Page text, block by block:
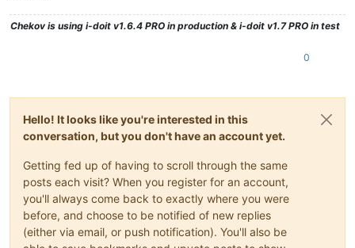
Chekovis using i-doit v1.6.4 PRO in production & i-doit v1.7 PRO in test
0
Hello! It looks like you're interested in this
conversation, but you don't have an account yet.
Getting fed up of having to scroll through the same
posts each visit? When you register for an account,
you'll always come back to exactly where you were
before, and choose to be notified of new replies
(either via email, or push notification). You'll also be